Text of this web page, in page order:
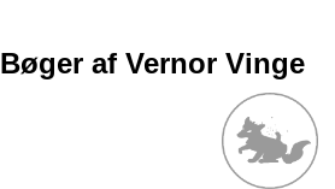
Bøger af Vernor Vinge